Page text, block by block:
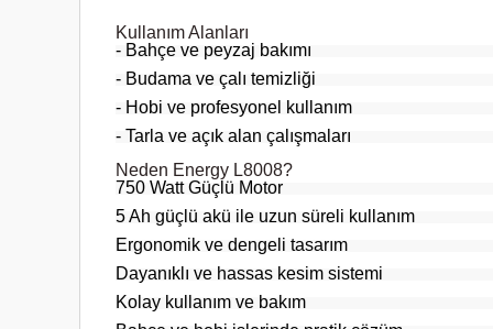
Kullanım Alanları
- Bahçe ve peyzaj bakımı
- Budama ve çalı temizliği
- Hobi ve profesyonel kullanım
- Tarla ve açık alan çalışmaları
Neden Energy L8008?
750 Watt Güçlü Motor
5 Ah güçlü akü ile uzun süreli kullanım
Ergonomik ve dengeli tasarım
Dayanıklı ve hassas kesim sistemi
Kolay kullanım ve bakım